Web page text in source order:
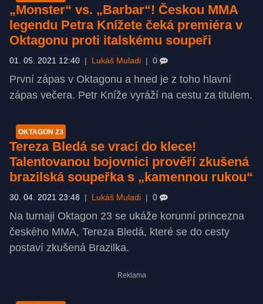
„Monster“ vs. „Barbar“! Českou MMA
legendu Petra Knížete čeká premiéra v
Oktagonu proti italskému soupeři
01. 05. 2021 12:40 Lukáš Muladi 0
První zápas v Oktagonu a hned je z toho hlavní
zápas večera. Petr Kníže vyráží na cestu za titulem.
OKTAGON 23
Tereza Bledá se vrací do klece!
Talentovanou bojovnici prověří zkušená
brazilská soupeřka s „kamennou rukou“
30. 04. 2021 23:48 Lukáš Muladi 0
Na turnaji Oktagon 23 se ukáže korunní princezna
českého MMA, Tereza Bledá, které se do cesty
postaví zkušená Brazilka.